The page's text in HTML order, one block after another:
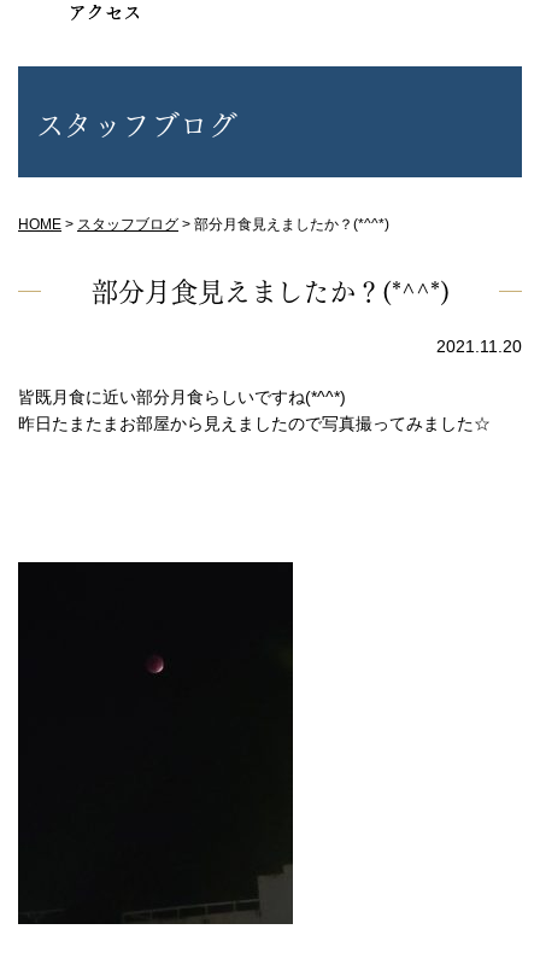
スタッフブログ
HOME > スタッフブログ > 部分月食見えましたか？(*^^*)
部分月食見えましたか？(*^^*)
2021.11.20
皆既月食に近い部分月食らしいですね(*^^*)
昨日たまたまお部屋から見えましたので写真撮ってみました☆